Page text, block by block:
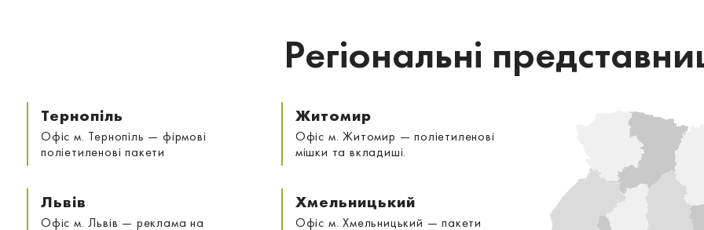
Регіональні
Тернопіль
Офіс м. Тернопіль — фірмові
поліетиленові пакети
Житомир
Офіс м. Житомир — поліетиленові
мішки та вкладиші.
Львів
Офіс м. Львів — реклама на
Хмельницький
Офіс м. Хмельницький — пакети